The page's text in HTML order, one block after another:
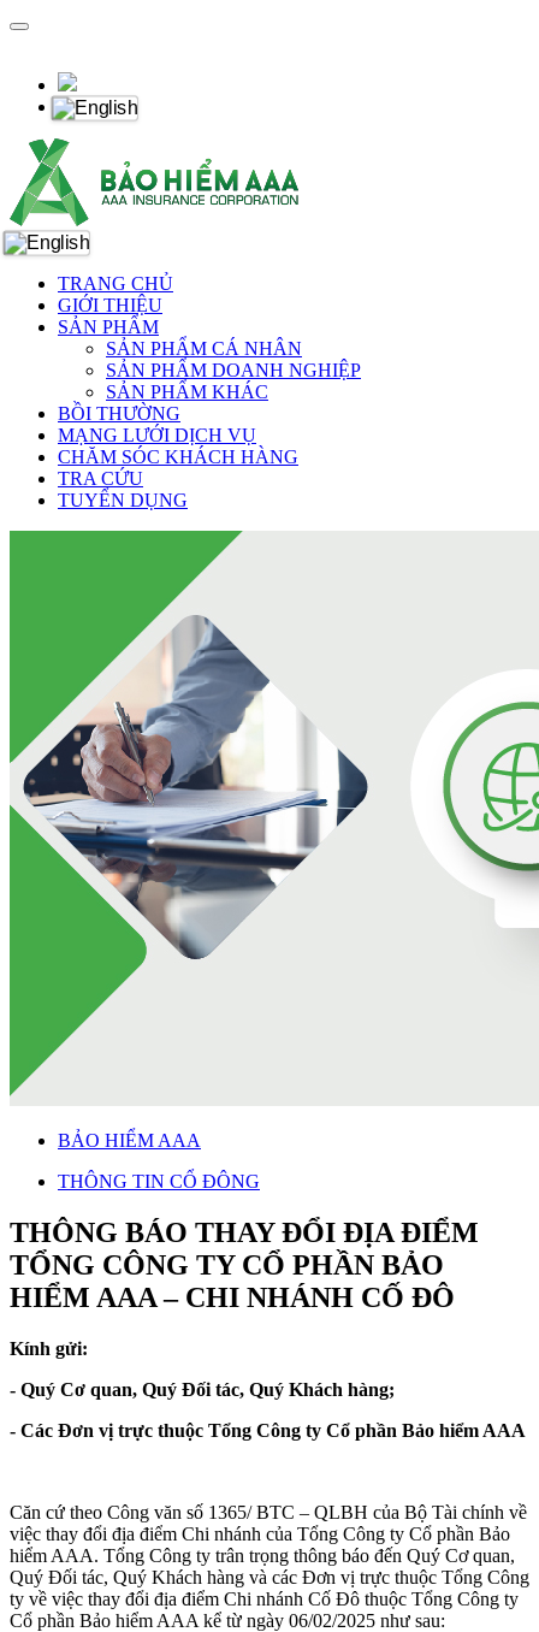
TRANG CHỦ
GIỚI THIỆU
SẢN PHẨM
SẢN PHẨM CÁ NHÂN
SẢN PHẨM DOANH NGHIỆP
SẢN PHẨM KHÁC
BỒI THƯỜNG
MẠNG LƯỚI DỊCH VỤ
CHĂM SÓC KHÁCH HÀNG
TRA CỨU
TUYỂN DỤNG
BẢO HIỂM AAA
THÔNG TIN CỔ ĐÔNG
THÔNG BÁO THAY ĐỔI ĐỊA ĐIỂM
TỔNG CÔNG TY CỔ PHẦN BẢO
HIỂM AAA – CHI NHÁNH CỐ ĐÔ
Kính gửi:
- Quý Cơ quan, Quý Đối tác, Quý Khách hàng;
- Các Đơn vị trực thuộc Tổng Công ty Cổ phần Bảo hiểm AAA
Căn cứ theo Công văn số 1365/ BTC – QLBH của Bộ Tài chính về
việc thay đổi địa điểm Chi nhánh của Tổng Công ty Cổ phần Bảo
hiểm AAA. Tổng Công ty trân trọng thông báo đến Quý Cơ quan,
Quý Đối tác, Quý Khách hàng và các Đơn vị trực thuộc Tổng Công
ty về việc thay đổi địa điểm Chi nhánh Cố Đô thuộc Tổng Công ty
Cổ phần Bảo hiểm AAA kể từ ngày 06/02/2025 như sau: